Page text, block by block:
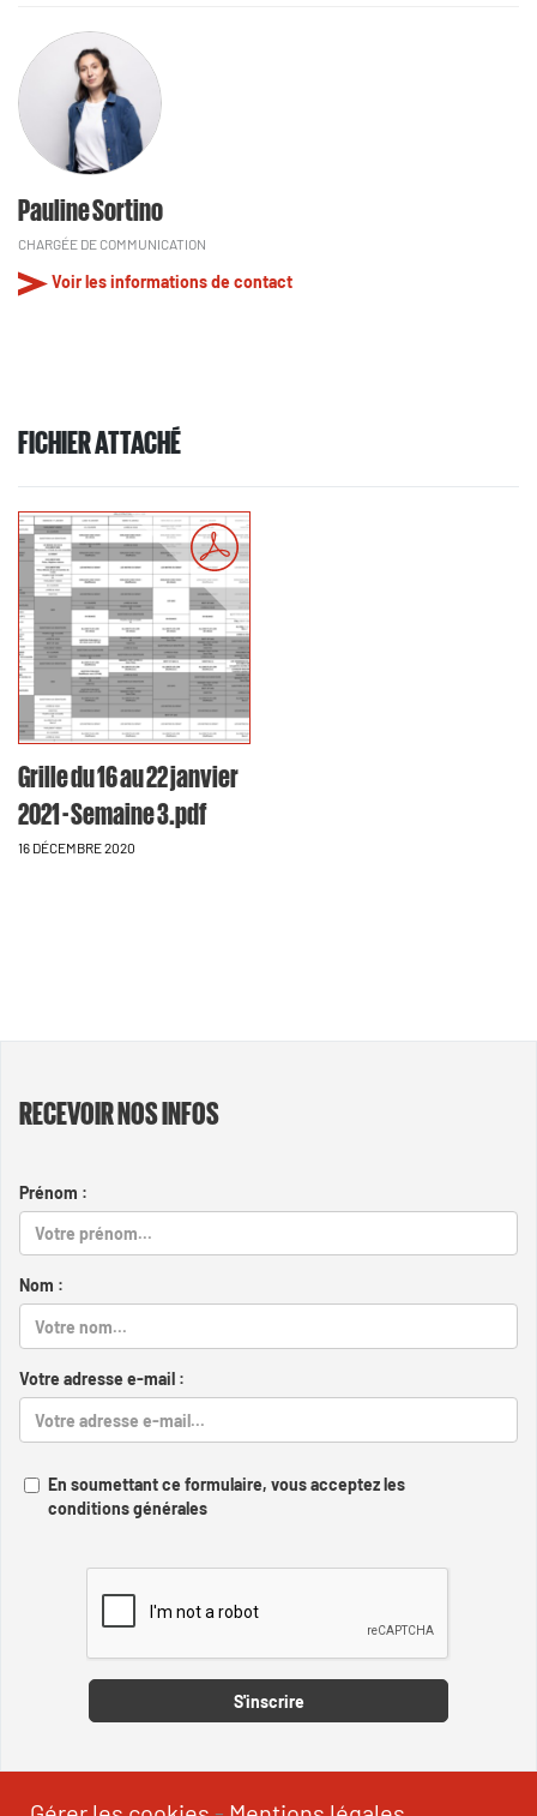
Pauline Sortino
CHARGÉE DE COMMUNICATION
Voir les informations de contact
FICHIER ATTACHÉ
Grille du 16 au 22 janvier
2021 - Semaine 3.pdf
16 DÉCEMBRE 2020
RECEVOIR NOS INFOS
Prénom :
Nom :
Votre adresse e-mail :
En soumettant ce formulaire, vous acceptez les
conditions générales
S'inscrire